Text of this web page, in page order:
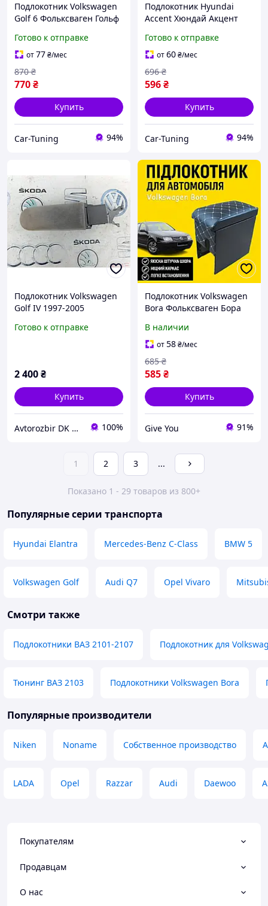
Подлокотник Volkswagen
Golf 6 Фольксваген Гольф
салона обвес Бокс
бардачок Tuning Аксессу
Готово к отправке
от77₴/мес
770₴
870 ₴
Купить
Car-Tuning 94%
Подлокотник Hyundai
Accent Хюндай Акцент
тюнинг салона обвес Бокс
бардачок Tuning
Аксессуар
Готово к отправке
от60₴/мес
596₴
696 ₴
Купить
Car-Tuning 94%
Подлокотник Volkswagen
Golf IV 1997-2005
Готово к отправке
2 400₴
Купить
Avtorozbir DK Motors 100%
Подлокотник Volkswagen
Bora Фольксваген Бора
тюнинг салона Tuning
аксессуары
В наличии
от58₴/мес
585₴
685 ₴
Купить
Give You 91%
1 2 3 ...
Показано 1 - 29 товаров из 800+
Популярные серии транспорта
Hyundai Elantra Mercedes-Benz C-Class BMW 5
Volkswagen Golf Audi Q7 Opel Vivaro
Смотри также
Подлокотники ВАЗ 2101-2107 Подлокотник для
Тюнинг ВАЗ 2103 Подлокотники Volkswagen Bora
Популярные производители
Niken Noname Собственное производство
LADA Opel Razzar Audi Daewoo
Покупателям
Продавцам
О нас